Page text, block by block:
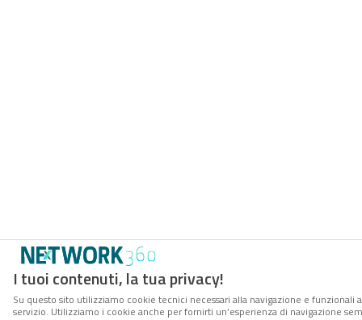
I tuoi contenuti, la tua privacy!
Su questo sito utilizziamo cookie tecnici necessari alla navigazione e funzionali
servizio. Utilizziamo i cookie anche per fornirti un’esperienza di navigazione